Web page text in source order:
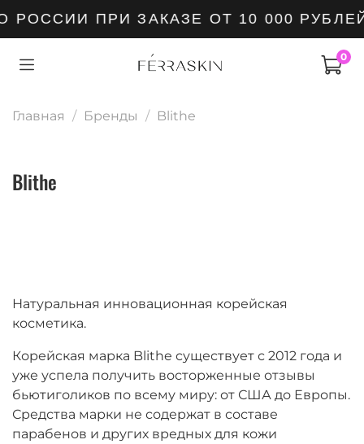
ПРИ ЗАКАЗЕ ОТ 10 000 РУБЛЕЙ
0
Главная Бренды Blithe
Blithe
Натуральная инновационная корейская
косметика.
Корейская марка Blithe существует с 2012 года и
уже успела получить восторженные отзывы
бьютиголиков по всему миру: от США до Европы.
Средства марки не содержат в составе
парабенов и других вредных для кожи